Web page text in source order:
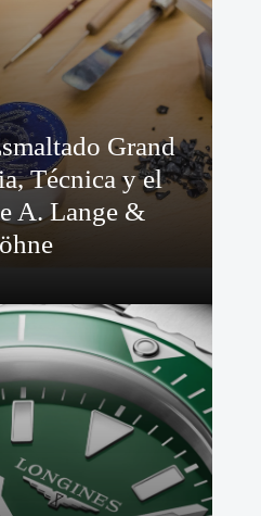
Grand
Técnica y el
A. Lange &